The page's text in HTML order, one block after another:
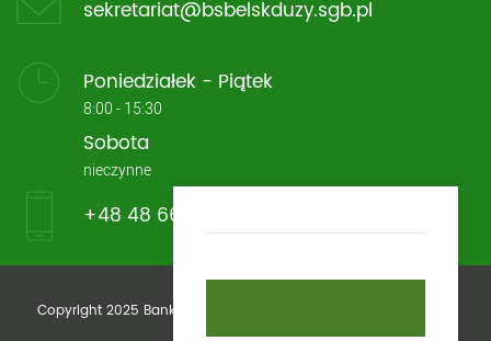
sekretariat@bsbelskduzy.sgb.pl
Poniedziałek - Piątek
8:00 - 15:30
Sobota
nieczynne
+48 48 661 13 33
Copyright 2025 Bank Spółdzielczy im. Stefczyka w Belsku Dużym